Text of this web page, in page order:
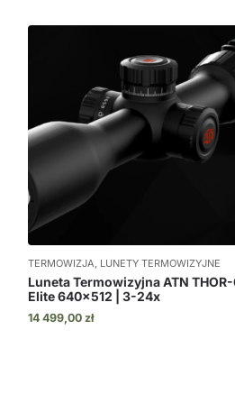
TERMOWIZJA, LUNETY TERMOWIZYJNE
Luneta Termowizyjna ATN
Elite 640×512 | 3-24x
14 499,00 zł